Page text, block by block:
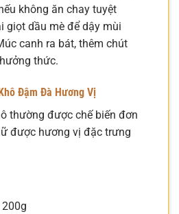
không ăn chay tuyệt
giọt dầu mè để dậy mùi
canh ra bát, thêm chút
thức.
Đậm Đà Hương Vị
thường được chế biến đơn
được hương vị đặc trưng